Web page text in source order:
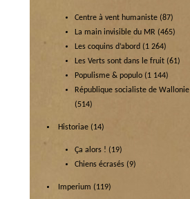
Centre à vent humaniste (87)
La main invisible du MR (465)
Les coquins d’abord (1 264)
Les Verts sont dans le fruit (61)
Populisme & populo (1 144)
République socialiste de Wallonie
(514)
Historiae (14)
Ça alors ! (19)
Chiens écrasés (9)
Imperium (119)